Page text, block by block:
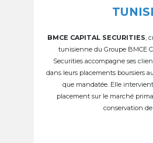
BMCE CAPITAL SECURITIES ,
tunisienne du Groupe BMCE
Securities accompagne ses
dans leurs placements boursiers
que mandatée. Elle
placement sur le marché
conservation de